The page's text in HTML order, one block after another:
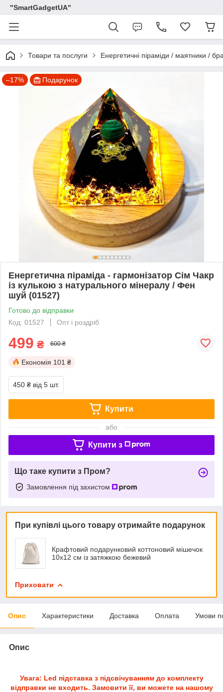
"SmartGadgetUA"
Товари та послуги Енергетичні піраміди / маятники /
–17% Подарунок
Енергетична піраміда - гармонізатор Сім Чакр
із кулькою з натурального мінералу / Фен
шуй (01527)
Готово до відправки
Код: 01527
Опт і роздріб
499 ₴ 600 ₴
Економія 101 ₴
450 ₴ від 5 шт.
Купити
або
Купити з
Що таке купити з Пром?
Замовлення під захистом
При купівлі цього товару отримайте подарунок
Крафтовий подарунковий коттоновий мішечок
10х12 см із затяжкою бежевий
Приховати
Опис Характеристики Доставка Оплата Умови
Опис
Увага: Led підставка з підсвічуванням до комплекту
відправки не входить. Замовити її, ви можете на нашому